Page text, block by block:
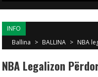
INFO
Ballina > BALLINA > NBA
NBA Legalizon